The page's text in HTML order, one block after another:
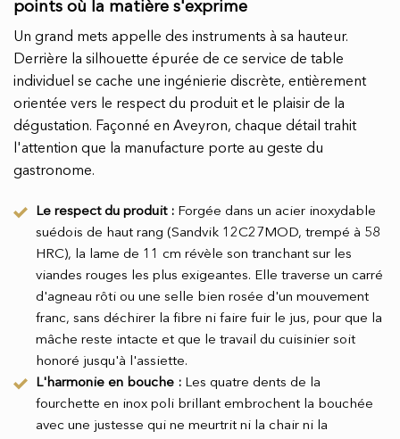
points où la matière s'exprime
Un grand mets appelle des instruments à sa hauteur.
Derrière la silhouette épurée de ce service de table
individuel se cache une ingénierie discrète, entièrement
orientée vers le respect du produit et le plaisir de la
dégustation. Façonné en Aveyron, chaque détail trahit
l'attention que la manufacture porte au geste du
gastronome.
Le respect du produit : Forgée dans un acier inoxydable
suédois de haut rang (Sandvik 12C27MOD, trempé à 58
HRC), la lame de 11 cm révèle son tranchant sur les
viandes rouges les plus exigeantes. Elle traverse un carré
d'agneau rôti ou une selle bien rosée d'un mouvement
franc, sans déchirer la fibre ni faire fuir le jus, pour que la
mâche reste intacte et que le travail du cuisinier soit
honoré jusqu'à l'assiette.
L'harmonie en bouche : Les quatre dents de la
fourchette en inox poli brillant embrochent la bouchée
avec une justesse qui ne meurtrit ni la chair ni la